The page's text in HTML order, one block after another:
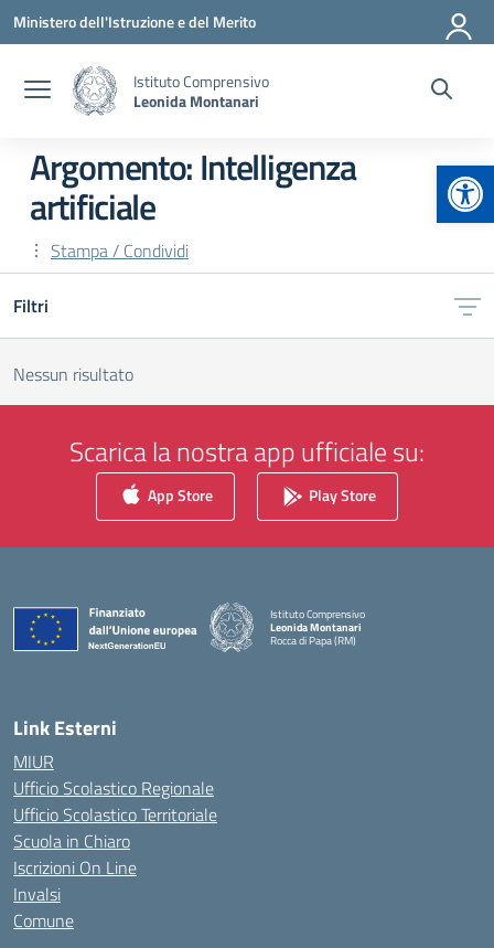
Vai ai contenuti
Vai al menu di navigazione
Vai al footer
Ministero dell'Istruzione e del Merito
Istituto Comprensivo
Leonida Montanari
Argomento: Intelligenza
artificiale
Stampa / Condividi
Filtri
Nessun risultato
Scarica la nostra app ufficiale su:
App Store Play Store
Istituto Comprensivo
Leonida Montanari
Rocca di Papa (RM)
— Visita la pagina iniziale della scuola
Link Esterni
MIUR
Ufficio Scolastico Regionale
Ufficio Scolastico Territoriale
Scuola in Chiaro
Iscrizioni On Line
Invalsi
Comune